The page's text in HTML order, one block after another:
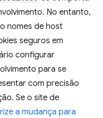
No entanto,
nomes de host
seguros em
configurar
para se
com precisão
Se o site de
a mudança para